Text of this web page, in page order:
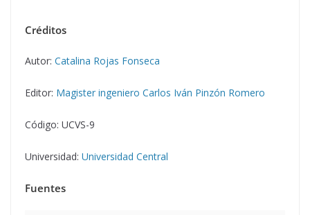
Créditos
Autor: Catalina Rojas Fonseca
Editor: Magister ingeniero Carlos Iván Pinzón Romero
Código: UCVS-9
Universidad: Universidad Central
Fuentes